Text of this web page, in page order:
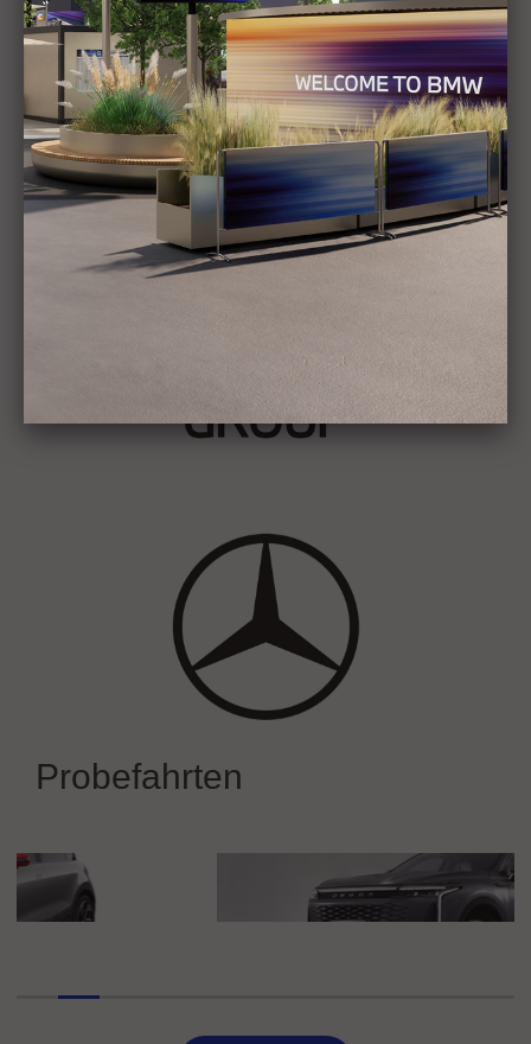
Alle anzeigen
Stories
DER NEUE BMW iX3
Mercedes-Benz auf der IAA MOBILITY 2025
Probefahrten